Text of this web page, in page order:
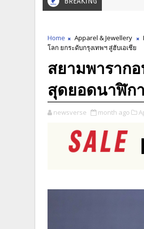
Home Apparel & Jewellery
โลก ยกระดับกรุงเทพฯ สู่ฮับเอเชีย
สยามพารากอ
สุดยอดนาฬิก
newsverse month ago